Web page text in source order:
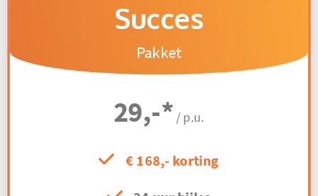
Succes
Pakket
29,-* / p.u.
€ 168,- korting